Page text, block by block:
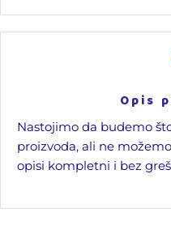
Opis
Nastojimo da budemo
proizvoda, ali ne
opisi kompletni i bez